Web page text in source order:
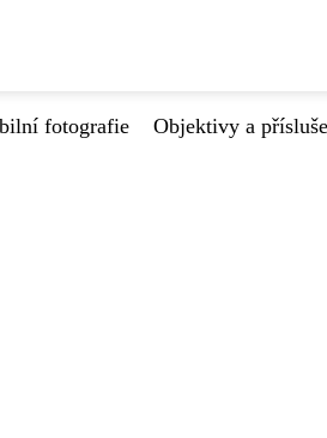
fotografie Objektivy a